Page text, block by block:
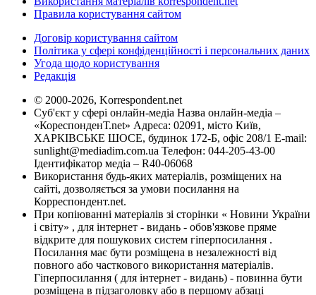
Правила користування сайтом
Договір користування сайтом
Політика у сфері конфіденційності і персональних даних
Угода щодо користування
Редакція
© 2000-2026, Korrespondent.net
Суб'єкт у сфері онлайн-медіа Назва онлайн-медіа –
«КореспонденТ.net» Адреса: 02091, місто Київ,
ХАРКІВСЬКЕ ШОСЕ, будинок 172-Б, офіс 208/1 E-mail:
sunlight@mediadim.com.ua Телефон: 044-205-43-00
Ідентифікатор медіа – R40-06068
Використання будь-яких матеріалів, розміщених на
сайті, дозволяється за умови посилання на
Корреспондент.net.
При копіюванні матеріалів зі сторінки « Новини України
і світу» , для інтернет - видань - обов'язкове пряме
відкрите для пошукових систем гіперпосилання .
Посилання має бути розміщена в незалежності від
повного або часткового використання матеріалів.
Гіперпосилання ( для інтернет - видань) - повинна бути
розміщена в підзаголовку або в першому абзаці